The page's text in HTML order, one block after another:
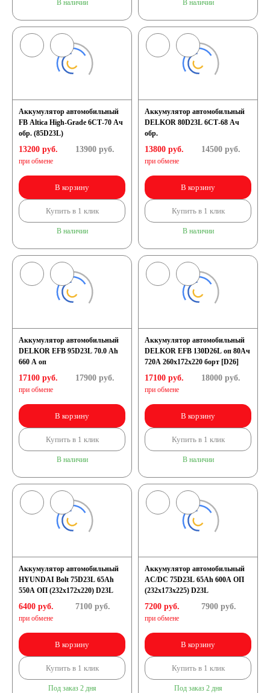
В наличии В наличии
Аккумулятор автомобильный
FB Altica High-Grade 6СТ-70 Ач
обр. (85D23L)
13200 руб.
при обмене
13900руб.
В корзину
Купить в 1 клик
В наличии
Аккумулятор автомобильный
DELKOR 80D23L 6СТ-68 Ач
обр.
13800 руб.
при обмене
14500руб.
В корзину
Купить в 1 клик
В наличии
Аккумулятор автомобильный
DELKOR EFB 95D23L 70.0 Ah
660 A оп
17100 руб.
при обмене
17900руб.
В корзину
Купить в 1 клик
В наличии
Аккумулятор автомобильный
DELKOR EFB 130D26L оп 80Ач
720А 260х172х220 борт [D26]
17100 руб.
при обмене
18000руб.
В корзину
Купить в 1 клик
В наличии
Аккумулятор автомобильный
HYUNDAI Bolt 75D23L 65Ah
550A ОП (232x172x220) D23L
6400 руб.
при обмене
7100руб.
В корзину
Купить в 1 клик
Под заказ 2 дня
Аккумулятор автомобильный
AC/DC 75D23L 65Ah 600A ОП
(232х173х225) D23L
7200 руб.
при обмене
7900руб.
В корзину
Купить в 1 клик
Под заказ 2 дня